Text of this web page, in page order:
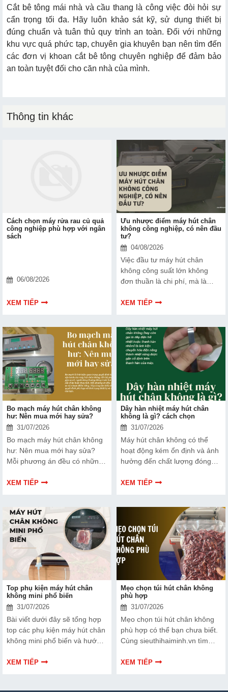
Cắt bê tông mái nhà và cầu thang là công việc đòi hỏi sự
cẩn trọng tối đa. Hãy luôn khảo sát kỹ, sử dụng thiết bị
đúng chuẩn và tuân thủ quy trình an toàn. Đối với những
khu vực quá phức tạp, chuyên gia khuyên bạn nên tìm đến
các đơn vị khoan cắt bê tông chuyên nghiệp để đảm bảo
an toàn tuyệt đối cho căn nhà của mình.
Thông tin khác
Cách chọn máy rửa rau củ quả
công nghiệp phù hợp với ngân
sách
06/08/2026
XEM TIẾP
Ưu nhược điểm máy hút chân
không công nghiệp, có nên đầu
tư?
04/08/2026
Việc đầu tư máy hút chân
không công suất lớn không
đơn thuần là chi phí, mà là
sản phẩm và nâng cao vị thế
điểm của thiết bị này để có
thêm thông tin và giúp bạn đưa
ra lựa chọn phù hợp, hiệu quả
hơn nhé!
XEM TIẾP
Bo mạch máy hút chân không
hư: Nên mua mới hay sửa?
31/07/2026
Bo mạch máy hút chân không
hư: Nên mua mới hay sửa?
Mỗi phương án đều có những
cùng tìm hiểu để đưa ra quyết
XEM TIẾP
Dây hàn nhiệt máy hút chân
không là gì? cách chọn
31/07/2026
Máy hút chân không có thể
hoạt động kém ổn định và ảnh
hưởng đến chất lượng đóng
Bài viết dưới đây sẽ giúp bạn
XEM TIẾP
Top phụ kiện máy hút chân
không mini phổ biến
31/07/2026
Bài viết dưới đây sẽ tổng hợp
top các phụ kiện máy hút chân
không mini phổ biến và hướng
chuẩn kỹ thuật ngay tại nhà.
XEM TIẾP
Mẹo chọn túi hút chân không
phù hợp
31/07/2026
Mẹo chọn túi hút chân không
phù hợp có thể bạn chưa biết.
Cùng sieuthihaiminh.vn tìm
thông tin bài viết dưới đây nhé!
XEM TIẾP